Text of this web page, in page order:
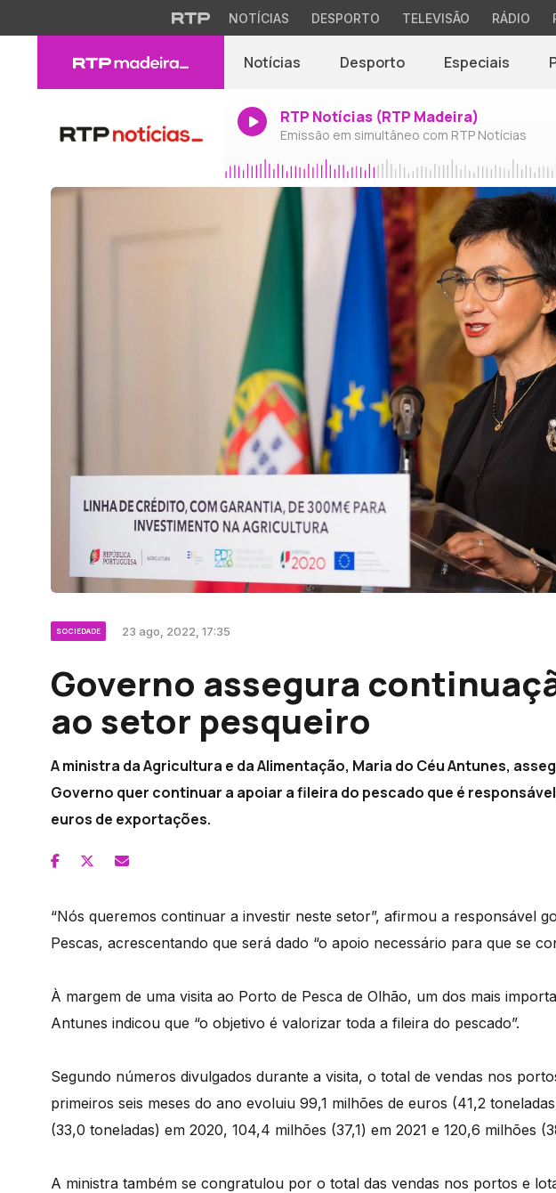
NOTÍCIAS DESPORTO TELEVISÃO RÁDIO
Notícias Desporto Especiais
RTP Notícias (RTP Madeira)
Emissão em simultâneo com RTP Notícias
SOCIEDADE 23 ago, 2022, 17:35
Governo assegura
ao setor pesqueiro
A ministra da Agricultura e da Alimentação, Maria do Céu Antunes,
Governo quer continuar a apoiar a fileira do pescado que é responsável
euros de exportações.
“Nós queremos continuar a investir neste setor”, afirmou a responsável
Pescas, acrescentando que será dado “o apoio necessário para que se
À margem de uma visita ao Porto de Pesca de Olhão, um dos mais
Antunes indicou que “o objetivo é valorizar toda a fileira do pescado”.
Segundo números divulgados durante a visita, o total de vendas nos
primeiros seis meses do ano evoluiu 99,1 milhões de euros (41,2
(33,0 toneladas) em 2020, 104,4 milhões (37,1) em 2021 e 120,6 milhões
A ministra também se congratulou por o total das vendas nos portos e